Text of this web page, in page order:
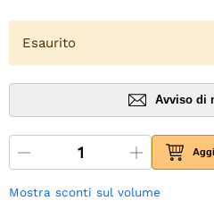
Esaurito
Avviso di
Mostra sconti sul volume